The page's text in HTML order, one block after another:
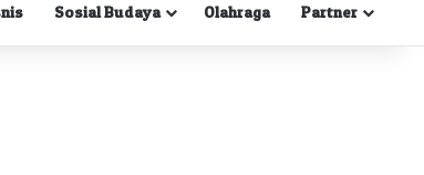
Sosial Budaya Olahraga Partner